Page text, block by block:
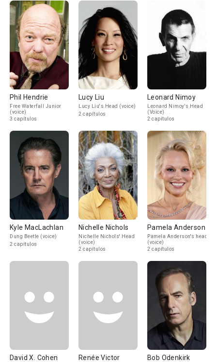
Phil Hendrie
Free Waterfall Junior
(voice)
3 capítulos
Lucy Liu
Lucy Liu's Head (voice)
2 capítulos
Leonard Nimoy
Leonard Nimoy's Head
(Voice)
2 capítulos
Kyle MacLachlan
Dung Beetle (voice)
2 capítulos
Nichelle Nichols
Nichelle Nichols' Head
(voice)
2 capítulos
Pamela Anderson
Pamela Anderson's head
(voice)
2 capítulos
David X. Cohen Renée Victor Bob Odenkirk